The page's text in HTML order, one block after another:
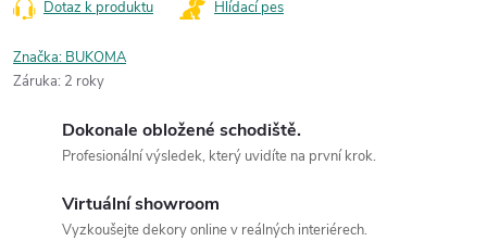
Dotaz k produktu Hlídací pes
Značka: BUKOMA
Záruka: 2 roky
Dokonale obložené schodiště.
Profesionální výsledek, který uvidíte na první krok.
Virtuální showroom
Vyzkoušejte dekory online v reálných interiérech.